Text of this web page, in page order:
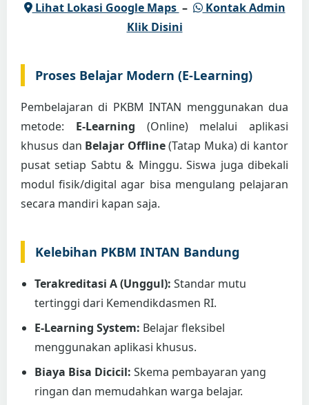
Lihat Lokasi Google Maps –
Kontak Admin
Klik Disini
Proses Belajar Modern (E-Learning)
Pembelajaran di PKBM INTAN menggunakan dua
metode: E-Learning (Online) melalui aplikasi
khusus dan Belajar Offline(Tatap Muka) di kantor
pusat setiap Sabtu & Minggu. Siswa juga dibekali
modul fisik/digital agar bisa mengulang pelajaran
secara mandiri kapan saja.
Kelebihan PKBM INTAN Bandung
Terakreditasi A (Unggul): Standar mutu
tertinggi dari Kemendikdasmen RI.
E-Learning System: Belajar fleksibel
menggunakan aplikasi khusus.
Biaya Bisa Dicicil: Skema pembayaran yang
ringan dan memudahkan warga belajar.